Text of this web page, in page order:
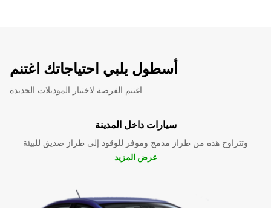
أسطول يلبي احتياجاتك اغتنم
اغتنم الفرصة لاختبار الموديلات الجديدة
سيارات داخل المدينة
وتتراوح هذه من طراز مدمج وموفر للوقود إلى طراز صديق للبيئة
عرض المزيد